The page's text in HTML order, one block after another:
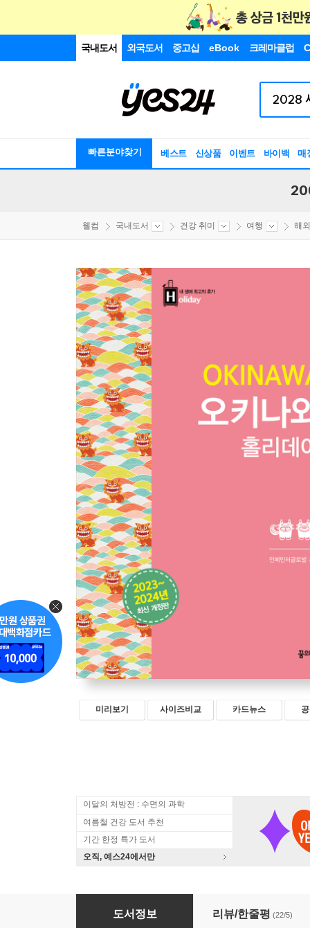
국내도서 외국도서 중고샵 eBook 크레마클럽
빠른분야찾기 베스트 신상품 이벤트 바이백 매
웰컴 국내도서 건강 취미 여행 해
미리보기 사이즈비교 카드뉴스
이달의 처방전 : 수면의 과학
여름철 건강 도서 추천
기간 한정 특가 도서
오직, 예스24에서만
오키나와 홀리데이
도서정보 리뷰/한줄평 (22/5)